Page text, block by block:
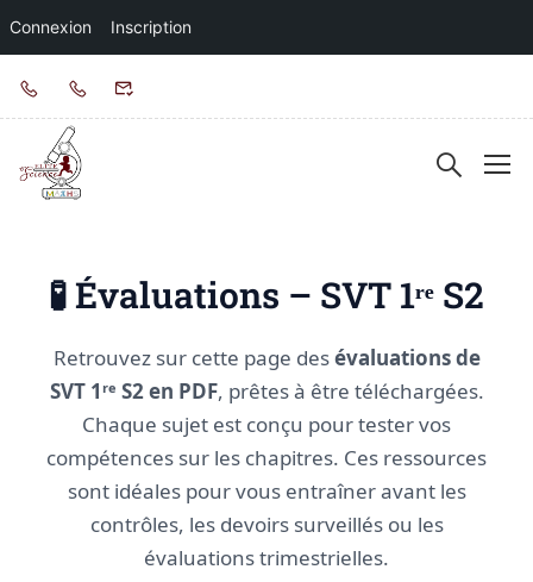
Connexion Inscription
🧪 Évaluations – SVT 1ʳᵉ S2
Retrouvez sur cette page desévaluations de
SVT 1ʳᵉ S2 en PDF, prêtes à être téléchargées.
Chaque sujet est conçu pour tester vos
compétences sur les chapitres. Ces ressources
sont idéales pour vous entraîner avant les
contrôles, les devoirs surveillés ou les
évaluations trimestrielles.